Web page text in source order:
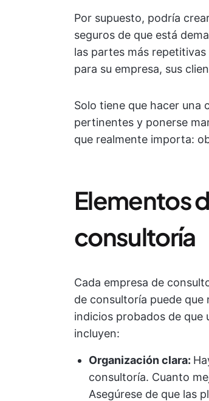
Por supuesto, podría
seguros de que está
las partes más
para su empresa, sus
Solo tiene que hacer una
pertinentes y ponerse
que realmente importa:
Elementos
consultoría
Cada empresa de
de consultoría puede que
indicios probados de que
incluyen:
Organización clara:
consultoría. Cuanto
Asegúrese de que las